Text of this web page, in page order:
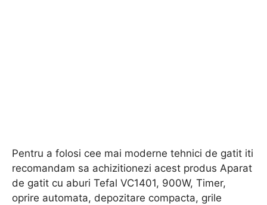
Pentru a folosi cee mai moderne tehnici de gatit iti
recomandam sa achizitionezi acest produs Aparat
de gatit cu aburi Tefal VC1401, 900W, Timer,
oprire automata, depozitare compacta, grile